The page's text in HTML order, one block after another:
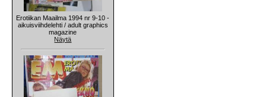
Erotiikan Maailma 1994 nr 9-10 -
aikuisviihdelehti / adult graphics
magazine
Näytä